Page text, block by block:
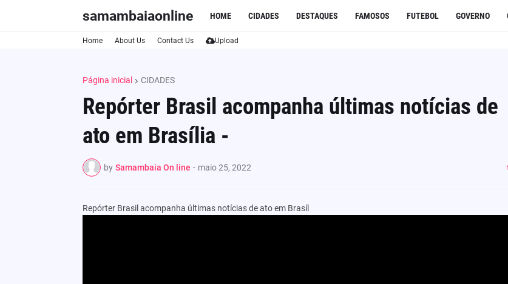
samambaiaonline HOME CIDADES DESTAQUES FAMOSOS FUTEBOL GOVERNO
Home About Us Contact Us Upload
Página inicial CIDADES
Repórter Brasil acompanha últimas notícias de
ato em Brasília -
by Samambaia On line - maio 25, 2022
Repórter Brasil acompanha últimas notícias de ato em Brasíl